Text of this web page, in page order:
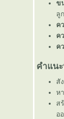
ข
ลู
ค
ค
ค
คำแน
สั
ห
ส
อ